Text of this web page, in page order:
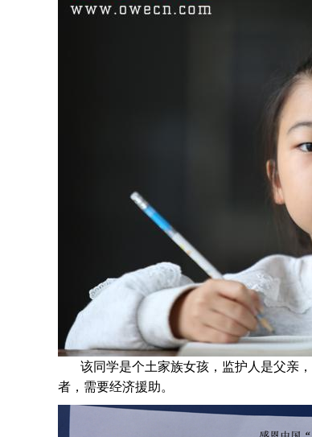
该同学是个土家族女孩，监护人是父亲
者，需要经济援助。